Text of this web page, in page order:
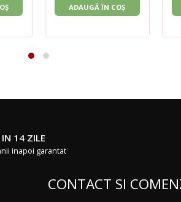
ADAUGĂ ÎN COȘ
IN 14 ZILE
inapoi garantat
CONTACT SI